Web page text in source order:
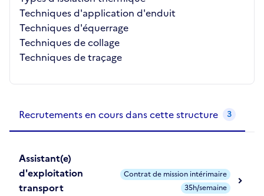
Techniques d'application d'enduit
Techniques d'équerrage
Techniques de collage
Techniques de traçage
Recrutements en cours dans cette structure 3
Assistant(e)
d'exploitation
transport
Contrat de mission intérimaire
35h/semaine